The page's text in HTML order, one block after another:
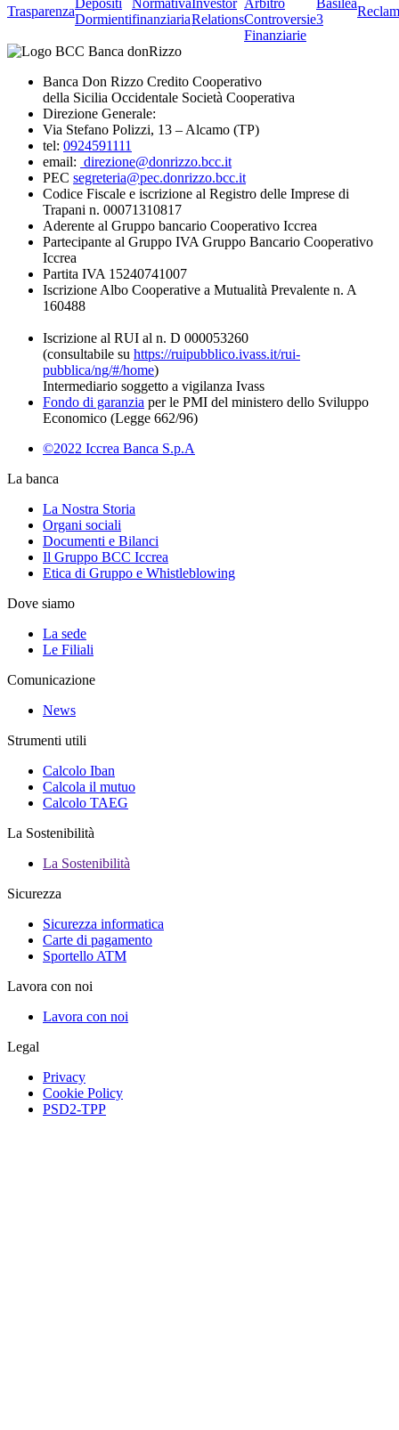
Trasparenza
Depositi
Dormienti
Normativa
finanziaria
Investor
Relations
Arbitro
Controversie
Finanziarie
Basilea
3
Banca Don Rizzo Credito Cooperativo
della Sicilia Occidentale Società Cooperativa
Direzione Generale:
Via Stefano Polizzi, 13 – Alcamo (TP)
tel: 0924591111
email: direzione@donrizzo.bcc.it
PEC segreteria@pec.donrizzo.bcc.it
Codice Fiscale e iscrizione al Registro delle Imprese di
Trapani n. 00071310817
Aderente al Gruppo bancario Cooperativo Iccrea
Partecipante al Gruppo IVA Gruppo Bancario Cooperativo
Iccrea
Partita IVA 15240741007
Iscrizione Albo Cooperative a Mutualità Prevalente n. A
160488
Iscrizione al RUI al n. D 000053260
(consultabile su https://ruipubblico.ivass.it/rui-
pubblica/ng/#/home)
Intermediario soggetto a vigilanza Ivass
Fondo di garanzia per le PMI del ministero dello Sviluppo
Economico (Legge 662/96)
©2022 Iccrea Banca S.p.A
La banca
La Nostra Storia
Organi sociali
Documenti e Bilanci
Il Gruppo BCC Iccrea
Etica di Gruppo e Whistleblowing
Dove siamo
La sede
Le Filiali
Comunicazione
News
Strumenti utili
Calcolo Iban
Calcola il mutuo
Calcolo TAEG
La Sostenibilità
La Sostenibilità
Sicurezza
Sicurezza informatica
Carte di pagamento
Sportello ATM
Lavora con noi
Lavora con noi
Legal
Privacy
Cookie Policy
PSD2-TPP